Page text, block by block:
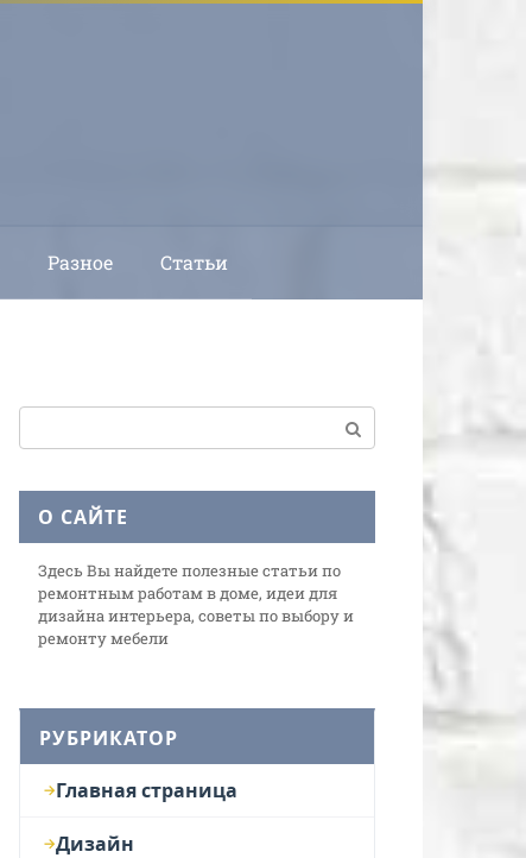
Разное Статьи
О САЙТЕ
Здесь Вы найдете полезные статьи по
ремонтным работам в доме, идеи для
дизайна интерьера, советы по выбору и
ремонту мебели
РУБРИКАТОР
Главная страница
Дизайн